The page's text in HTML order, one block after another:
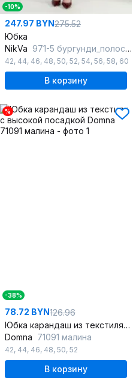
-10%
247.97 BYN275.52
Юбка
NikVa 971-5 бургунди_полоска
42, 44, 46, 48, 50, 52, 54, 56, 58, 60
В корзину
%
-38%
78.72 BYN126.96
Юбка карандаш из текстиля с высокой посадкой
Domna 71091 малина
42, 44, 46, 48, 50, 52
В корзину